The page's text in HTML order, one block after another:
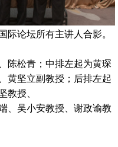
际论坛所有主讲人合影。
陈松青；中排左起为黄琛
黄坚立副教授；后排左起
教授、
、吴小安教授、谢政谕教